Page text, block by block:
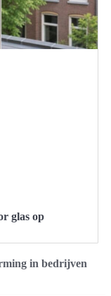
glas op
in bedrijven